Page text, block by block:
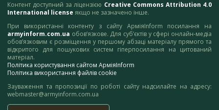
Контент доступний за ліцензією Creative Commons Attribution 4.0
International license якщо не зазначено інше.
При використанні контенту з сайту АрміяInform посилання на
armyinform.com.ua обов’язкове. Для суб’єктів у сфері онлайн-медіа
обов’язковим є розміщення у першому абзаці матеріалу прямого та
відкритого для пошукових систем гіперпосилання на цитований
матеріал.
Політика користування сайтом АрміяInform
Політика використання файлів cookie
Зауваження та пропозиції по роботі сайту надсилайте на адресу:
webmaster@armyinform.com.ua